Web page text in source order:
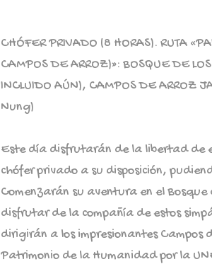
CHÓFER PRIVADO (8 HORAS). RUTA
CAMPOS DE ARROZ)»: BOSQUE DE
INCLUIDO AÚN), CAMPOS DE ARROZ
Nung)
Este día disfrutarán de la libertad de
chófer privado a su disposición,
Comenzarán su aventura en el
disfrutar de la compañía de estos
dirigirán a los impresionantes
Patrimonio de la Humanidad por la